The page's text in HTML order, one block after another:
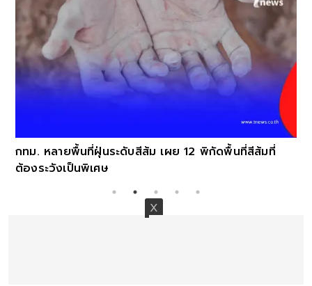
กทม. หลายพื้นที่ฝุ่นระดับสีส้ม เผย 12 พิกัดพื้นที่สีส้มที่
ต้องระวังเป็นพิเศษ